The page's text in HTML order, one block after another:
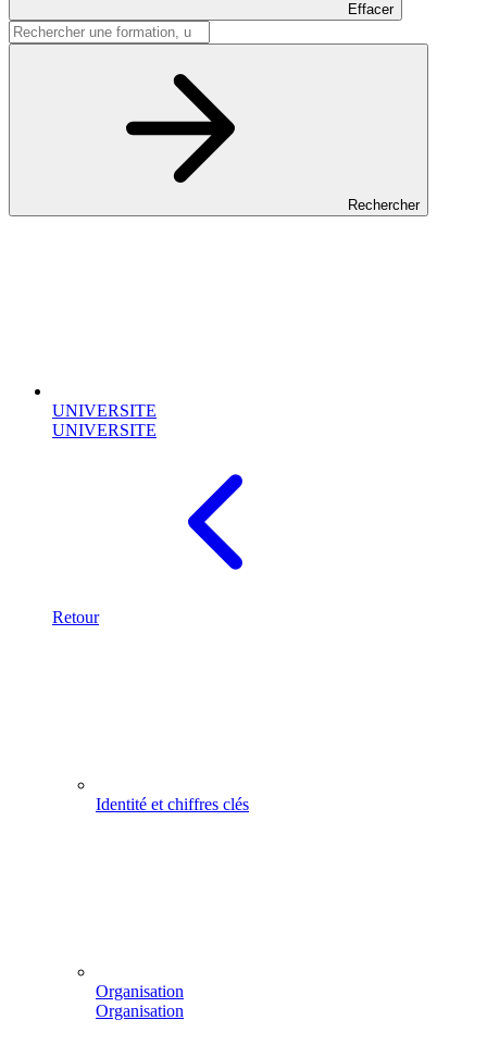
Effacer
Rechercher
UNIVERSITE
UNIVERSITE
Retour
Identité et chiffres clés
Organisation
Organisation